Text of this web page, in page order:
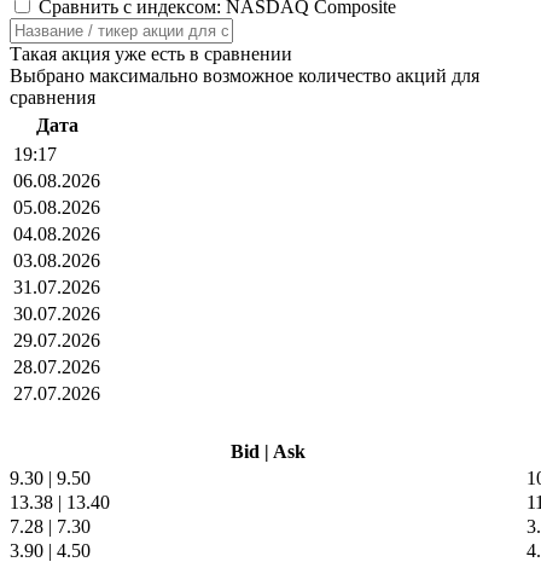
Сравнить с индексом: NASDAQ Composite
Такая акция уже есть в сравнении
Выбрано максимально возможное количество акций для
сравнения
Дата
19:17
06.08.2026
05.08.2026
04.08.2026
03.08.2026
31.07.2026
30.07.2026
29.07.2026
28.07.2026
27.07.2026
Bid | Ask
9.30 | 9.50
13.38 | 13.40
7.28 | 7.30
3.90 | 4.50